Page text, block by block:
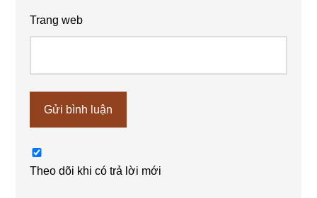
Trang web
Theo dõi khi có trả lời mới